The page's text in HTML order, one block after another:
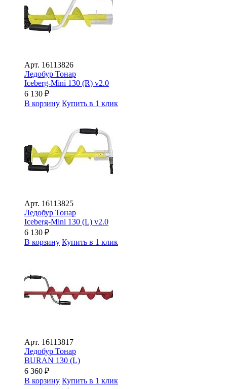
Арт. 16113826
Ледобур Тонар
Iceberg-Mini 130 (R) v2.0
6 130 ₽
В корзину Купить в 1 клик
Арт. 16113825
Ледобур Тонар
Iceberg-Mini 130 (L) v2.0
6 130 ₽
В корзину Купить в 1 клик
Арт. 16113817
Ледобур Тонар
BURAN 130 (L)
6 360 ₽
В корзину Купить в 1 клик